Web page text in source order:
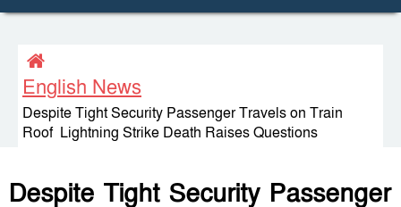
English News
Despite Tight Security Passenger Travels on Train
Roof Lightning Strike Death Raises Questions
Despite Tight Security Passenger